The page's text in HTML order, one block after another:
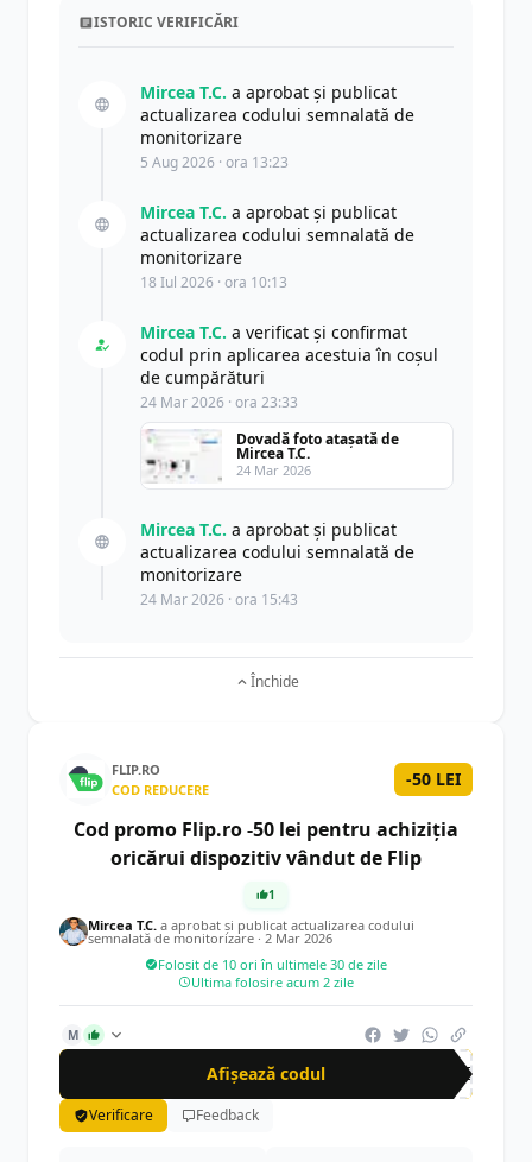
ISTORIC VERIFICĂRI
Mircea T.C. a aprobat și publicat
actualizarea codului semnalată de
monitorizare
5 Aug 2026 · ora 13:23
Mircea T.C. a aprobat și publicat
actualizarea codului semnalată de
monitorizare
18 Iul 2026 · ora 10:13
Mircea T.C. a verificat și confirmat
codul prin aplicarea acestuia în coșul
de cumpărături
24 Mar 2026 · ora 23:33
Dovadă foto atașată de
Mircea T.C.
24 Mar 2026
Mircea T.C. a aprobat și publicat
actualizarea codului semnalată de
monitorizare
24 Mar 2026 · ora 15:43
Închide
FLIP.RO
COD REDUCERE
-50 LEI
Cod promo Flip.ro -50 lei pentru achiziția
oricărui dispozitiv vândut de Flip
1
Mircea T.C. a aprobat și publicat actualizarea codului
semnalată de monitorizare · 2 Mar 2026
Folosit de 10 ori în ultimele 30 de zile
Ultima folosire acum 2 zile
M
Afișează codul FLI
Verificare Feedback